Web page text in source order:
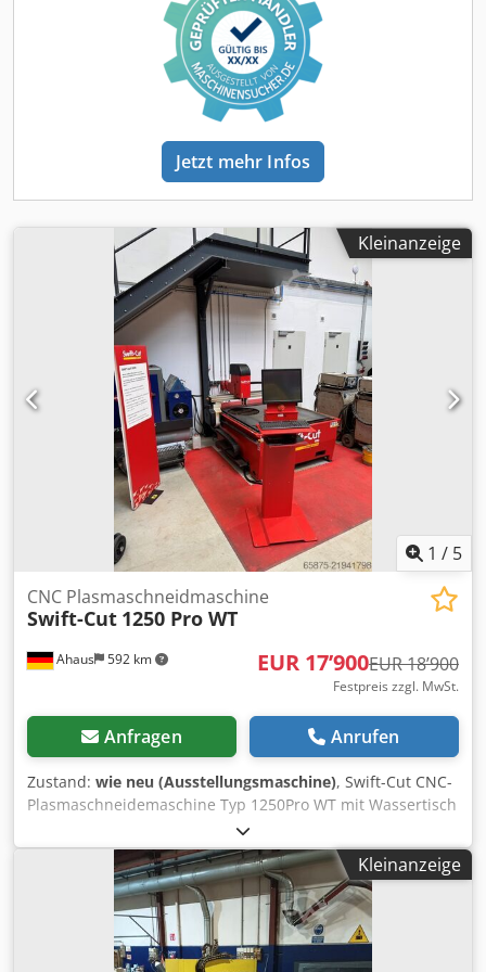
HPR260XD-Plasmaquelle mit Truehole-Technologie
ausgestattet. Die Maschine verfügt über eine integrierte
Beckhoff-Bedienkonsole und Beckhoff-
Schachtelungssoftware. Wenn Sie auf der Suche nach
hochwertigen Plasmaschneidkapazitäten sind, sollten Sie
die von uns zum Verkauf angebotene VOORTMAN VCS
Thermo-Plasmaschneidmaschine in Betracht ziehen.
Kontaktieren Sie uns für weitere Details. -
Schneidkopfaufbau: Mehrachsiger automatischer
HPR260XD mit Truehole-Technologie- CNC-Steuerung:
Integrierte Beckhoff-Bedienkonsole- Software: Beckhoff-
Schachtelungssoftware inklusive Sicherheitsdongle-
Absauganlage: TEKA Cube Filterabsauganlage-
Filterzustand: Geringfügiger Defekt gemeldet; wird
repariert und in voll funktionsfähigem Zustand verkauft-
Zusätzliche Ausrüstung: Schneiddüsen und zwei
Schneidköpfe Dcedozd Abpjpfx Ambsk
Jetzt mehr Infos
Kleinanzeige
1 / 5
Ahaus 592 km
CNC Plasmaschneidmaschine
Swift-Cut 1250 Pro WT
EUR 17’900EUR 18’900
Festpreis zzgl. MwSt.
Anfragen Anrufen
Zustand: wie neu (Ausstellungsmaschine), Swift-Cut CNC-
Plasmaschneidemaschine Typ 1250Pro WT mit Wassertisch
und Markiereinheit Schneidbereich 1250 x1250 mm mit
ESAB - Stromquelle technische Daten: - Schneidbereich für
Blechformate bis 1250 x 1250 mm - Tisch Stellfläche
1980mm x1840 mm - Tisch Gewicht 800 kg. - Tisch
Kapazität 160 l - Höhe 1500 mm - Verfahrweg der Z-Achsen
130 mm - max. Ladekapazität 200kg/m² -
Durchlaufgeschwindigkeit 20m/min - Führungen Hybrid-
Kleinanzeige